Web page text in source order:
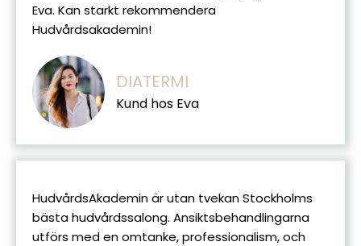
Eva. Kan starkt rekommendera
Hudvårdsakademin!
DIATERMI
Kund hos Eva
HudvårdsAkademin är utan tvekan Stockholms
bästa hudvårdssalong. Ansiktsbehandlingarna
utförs med en omtanke, professionalism, och